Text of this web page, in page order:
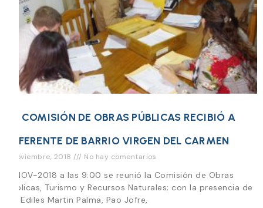
LA COMISIÓN DE OBRAS PÚBLICAS RECIBIÓ A
REFERENTE DE BARRIO VIRGEN DEL CARMEN
7 noviembre, 2018 No hay comentarios
7-NOV-2018 a las 9:00 se reunió la Comisión de Obras
Publicas, Turismo y Recursos Naturales; con la presencia de
los Ediles Martin Palma, Pao Jofre,